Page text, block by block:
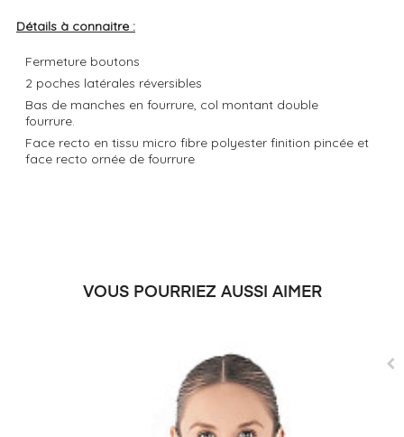
Détails à connaitre :
Fermeture boutons
2 poches latérales réversibles
Bas de manches en fourrure, col montant double
fourrure.
Face recto en tissu micro fibre polyester finition pincée et
face recto ornée de fourrure
VOUS POURRIEZ AUSSI AIMER